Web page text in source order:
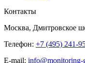
Контакты
Москва, Дмитровское
Телефон: +7 (495) 241-
E-mail: info@monitoring-